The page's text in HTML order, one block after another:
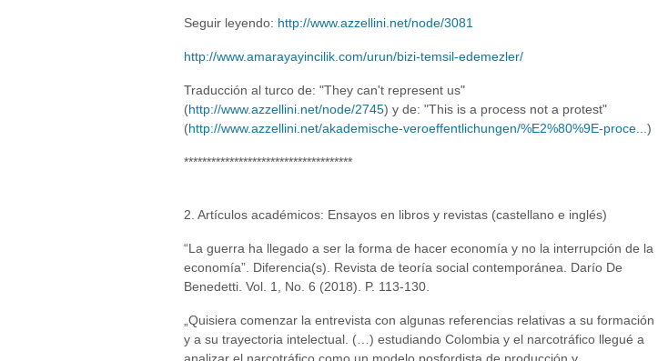
Seguir leyendo: http://www.azzellini.net/node/3081
http://www.amarayayincilik.com/urun/bizi-temsil-edemezler/
Traducción al turco de: "They can't represent us"
(http://www.azzellini.net/node/2745) y de: "This is a process not a protest"
(http://www.azzellini.net/akademische-veroeffentlichungen/%E2%80%9E-proce...)
*************************************
2. Artículos académicos: Ensayos en libros y revistas (castellano e inglés)
“La guerra ha llegado a ser la forma de hacer economía y no la interrupción de la
economía”. Diferencia(s). Revista de teoría social contemporánea. Darío De
Benedetti. Vol. 1, No. 6 (2018). P. 113-130.
„Quisiera comenzar la entrevista con algunas referencias relativas a su formación
y a su trayectoria intelectual. (…) estudiando Colombia y el narcotráfico llegué a